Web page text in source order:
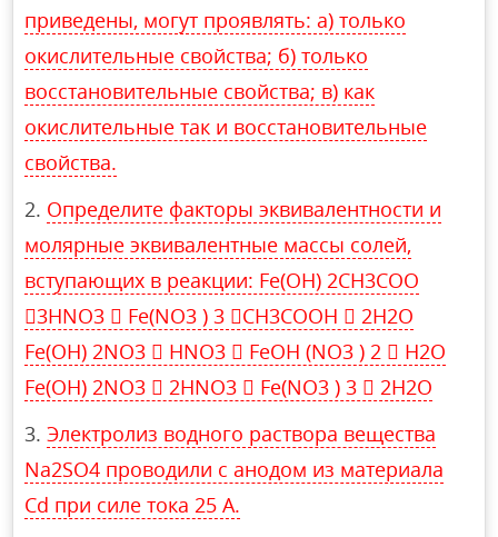
приведены, могут проявлять: а) только
окислительные свойства; б) только
восстановительные свойства; в) как
окислительные так и восстановительные
свойства.
Определите факторы эквивалентности и
молярные эквивалентные массы солей,
вступающих в реакции: Fe(OH) 2CH3COO
3HNO3  Fe(NO3 ) 3 CH3COOH  2H2O
Fe(OH) 2NO3  HNO3  FeOH (NO3 ) 2  H2O
Fe(OH) 2NO3  2HNO3  Fe(NO3 ) 3  2H2O
Электролиз водного раствора вещества
Na2SO4 проводили с анодом из материала
Cd при силе тока 25 А.